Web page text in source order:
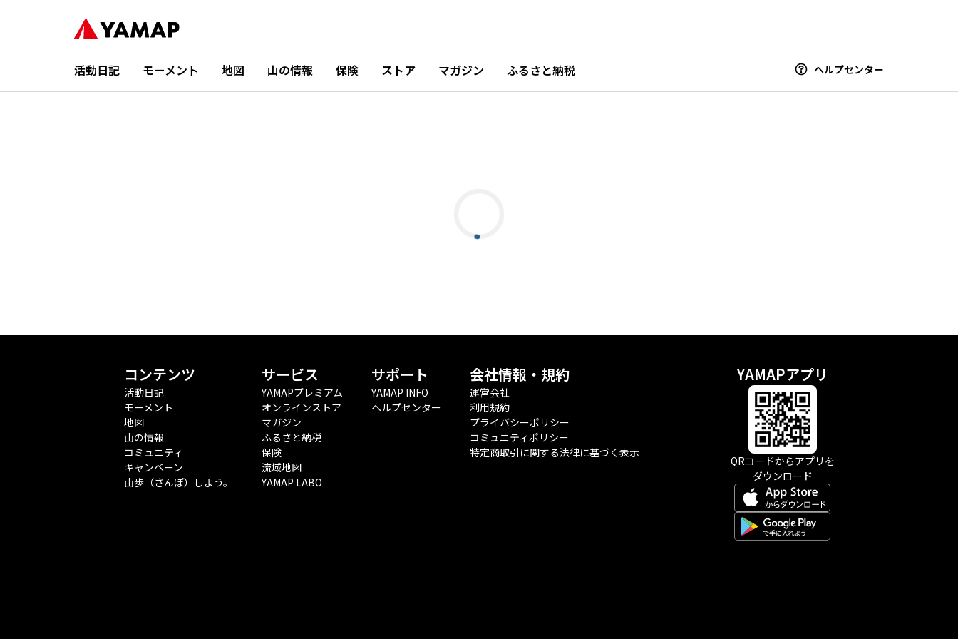
活動日記 モーメント 地図 山の情報 保険 ストア マガジン ふるさと納税 ヘルプセンター
コンテンツ
活動日記
モーメント
地図
山の情報
コミュニティ
キャンペーン
山歩（さんぽ）しよう。
サービス
YAMAPプレミアム
オンラインストア
マガジン
ふるさと納税
保険
流域地図
YAMAP LABO
サポート
YAMAP INFO
ヘルプセンター
会社情報・規約
運営会社
利用規約
プライバシーポリシー
コミュニティポリシー
特定商取引に関する法律に基づく表示
YAMAPアプリ
QRコードからアプリを
ダウンロード